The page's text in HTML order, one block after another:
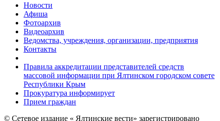
Новости
Афиша
Фотоархив
Видеоархив
Ведомства, учреждения, организации, предприятия
Контакты
Правила аккредитации представителей средств
массовой информации при Ялтинском городском совете
Республики Крым
Прокуратура информирует
Прием граждан
© Сетевое издание « Ялтинские вести» зарегистрировано